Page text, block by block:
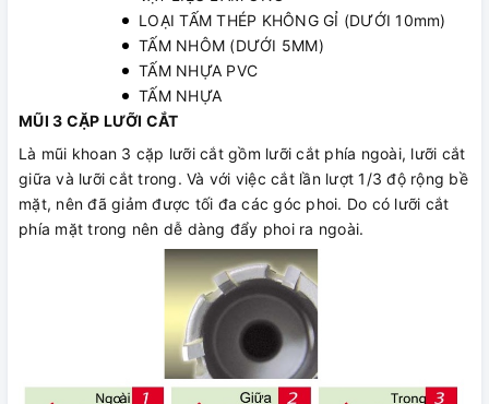
LOẠI TẤM THÉP KHÔNG GỈ (DƯỚI 10mm)
TẤM NHÔM (DƯỚI 5MM)
TẤM NHỰA PVC
TẤM NHỰA
MŨI 3 CẶP LƯỠI CẮT
Là mũi khoan 3 cặp lưỡi cắt gồm lưỡi cắt phía ngoài, lưỡi cắt
giữa và lưỡi cắt trong. Và với việc cắt lần lượt 1/3 độ rộng bề
mặt, nên đã giảm được tối đa các góc phoi. Do có lưỡi cắt
phía mặt trong nên dễ dàng đẩy phoi ra ngoài.